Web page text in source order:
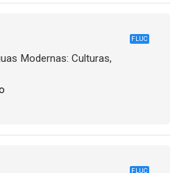
FLUC
Modernas: Culturas,
FLUC